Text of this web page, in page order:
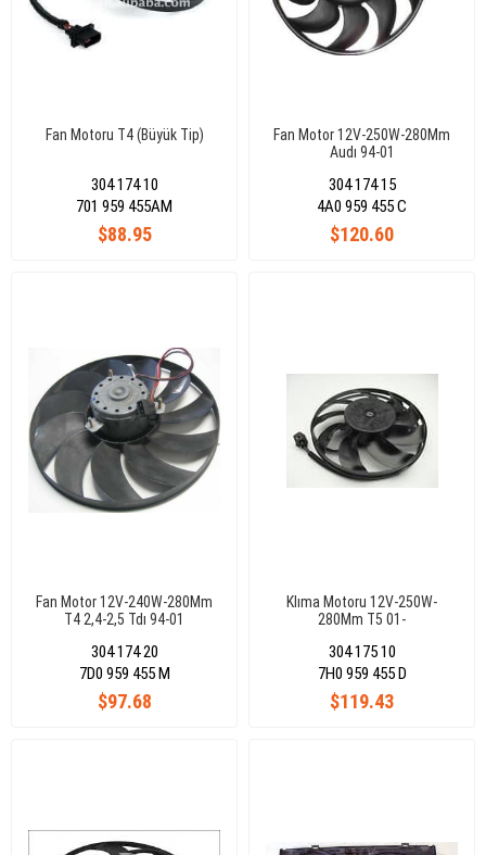
Fan Motoru T4 (Büyük Tip)
304 174 10
$88.95
701 959 455AM
Fan Motor 12V-250W-280Mm
Audı 94-01
304 174 15
$120.60
4A0 959 455 C
Fan Motor 12V-240W-280Mm
T4 2,4-2,5 Tdı 94-01
304 174 20
$97.68
7D0 959 455 M
Klıma Motoru 12V-250W-
280Mm T5 01-
304 175 10
$119.43
7H0 959 455 D